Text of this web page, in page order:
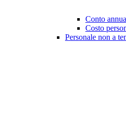
Conto
Costo
Personale non a